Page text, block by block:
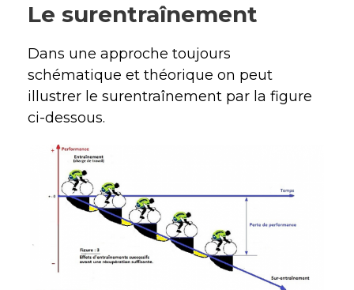
Le surentraînement
Dans une approche toujours
schématique et théorique on peut
illustrer le surentraînement par la figure
ci-dessous.